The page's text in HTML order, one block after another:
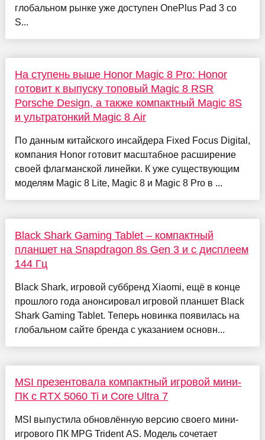
глобальном рынке уже доступен OnePlus Pad 3 со
S...
На ступень выше Honor Magic 8 Pro: Honor
готовит к выпуску топовый Magic 8 RSR
Porsche Design, а также компактный Magic 8S
и ультратонкий Magic 8 Air
По данным китайского инсайдера Fixed Focus Digital,
компания Honor готовит масштабное расширение
своей флагманской линейки. К уже существующим
моделям Magic 8 Lite, Magic 8 и Magic 8 Pro в ...
Black Shark Gaming Tablet – компактный
планшет на Snapdragon 8s Gen 3 и с дисплеем
144 Гц
Black Shark, игровой суббренд Xiaomi, ещё в конце
прошлого года анонсировал игровой планшет Black
Shark Gaming Tablet. Теперь новинка появилась на
глобальном сайте бренда с указанием основн...
MSI презентовала компактный игровой мини-
ПК с RTX 5060 Ti и Core Ultra 7
MSI выпустила обновлённую версию своего мини-
игрового ПК MPG Trident AS. Модель сочетает